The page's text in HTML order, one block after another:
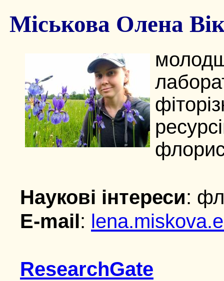
Міськова Олена
Наукові інтереси:
E-mail:
ResearchGate